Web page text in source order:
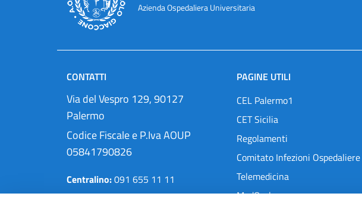
Azienda Ospedaliera Universitaria
CONTATTI
Via del Vespro 129, 90127
Palermo
Codice Fiscale e P.Iva AOUP
05841790826
Centralino:091 655 11 11
Pec:protocollo@cert.policlinico.pa.it
PAGINE UTILI
CEL Palermo1
CET Sicilia
Regolamenti
Comitato Infezioni Ospedaliere
Telemedicina
MedOral